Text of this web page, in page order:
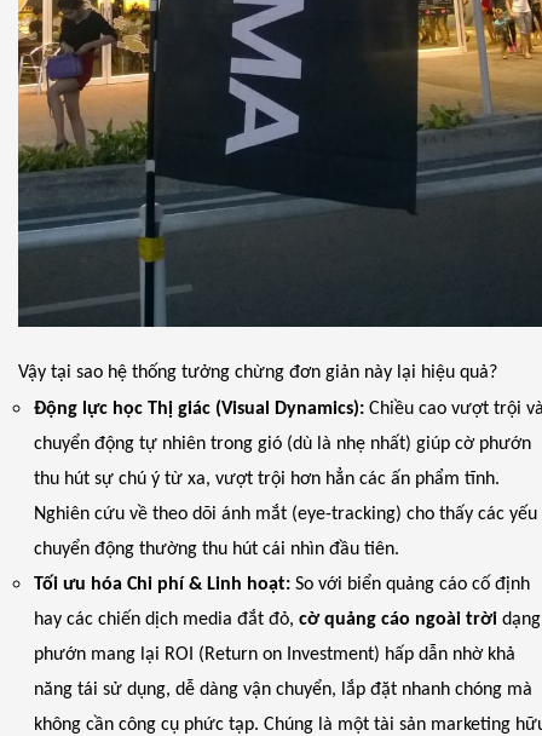
Vậy tại sao hệ thống tưởng chừng đơn giản này lại hiệu quả?
Động lực học Thị giác (Visual Dynamics): Chiều cao vượt trội
chuyển động tự nhiên trong gió (dù là nhẹ nhất) giúp cờ phướn
thu hút sự chú ý từ xa, vượt trội hơn hẳn các ấn phẩm tĩnh.
Nghiên cứu về theo dõi ánh mắt (eye-tracking) cho thấy các yếu
chuyển động thường thu hút cái nhìn đầu tiên.
Tối ưu hóa Chi phí & Linh hoạt: So với biển quảng cáo cố định
hay các chiến dịch media đắt đỏ,cờ quảng cáo ngoài trời dạng
phướn mang lại ROI (Return on Investment) hấp dẫn nhờ khả
năng tái sử dụng, dễ dàng vận chuyển, lắp đặt nhanh chóng mà
không cần công cụ phức tạp. Chúng là một tài sản marketing